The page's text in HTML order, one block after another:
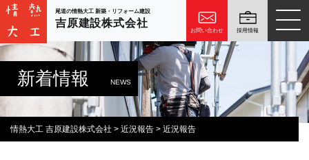
尾道の情熱大工 新築・リフォーム建設
吉原建設株式会社
お問い合わせ 採用情報
新着情報 NEWS
情熱大工 吉原建設株式会社 > 近況報告 > 近況報告